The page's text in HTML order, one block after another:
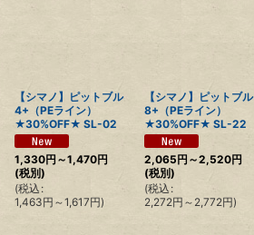
【シマノ】ピットブル
4+（PEライン）
★30%OFF★ SL-02
1,330円 ～1,470円
(税別)
(税込 :
1,463円 ～1,617円)
【シマノ】ピットブル
8+（PEライン）
★30%OFF★ SL-22
2,065円 ～2,520円
(税別)
(税込 :
2,272円 ～2,772円)